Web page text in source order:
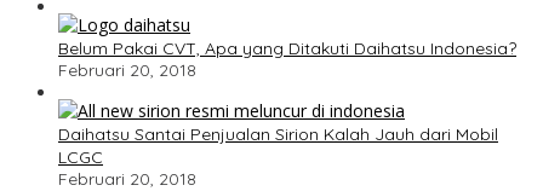
Belum Pakai CVT, Apa yang Ditakuti Daihatsu Indonesia?
Februari 20, 2018
Daihatsu Santai Penjualan Sirion Kalah Jauh dari Mobil
LCGC
Februari 20, 2018